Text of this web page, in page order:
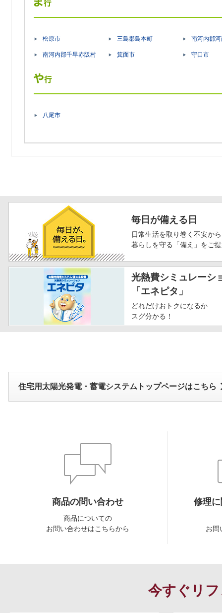
松原市 三島郡島本町 南河内郡
南河内郡千早赤阪村 箕面市 守口市
八尾市
毎日が備える日
日常生活を取り巻く不安から
暮らしを守る「備え」をご
光熱費シミュレーシ
「エネピタ」
どれだけおトクになるか
スグ分かる！
住宅用太陽光発電・蓄電システムトップページはこちら
商品の問い合わせ
商品についての
お問い合わせはこちらから
修理
お問
今すぐリ